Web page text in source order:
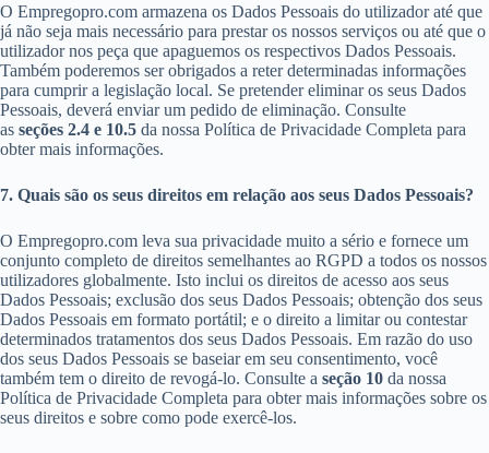
O Empregopro.com armazena os Dados Pessoais do utilizador até que
já não seja mais necessário para prestar os nossos serviços ou até que o
utilizador nos peça que apaguemos os respectivos Dados Pessoais.
Também poderemos ser obrigados a reter determinadas informações
para cumprir a legislação local. Se pretender eliminar os seus Dados
Pessoais, deverá enviar um pedido de eliminação. Consulte
as seções 2.4 e 10.5 da nossa Política de Privacidade Completa para
obter mais informações.
7. Quais são os seus direitos em relação aos seus Dados Pessoais?
O Empregopro.com leva sua privacidade muito a sério e fornece um
conjunto completo de direitos semelhantes ao RGPD a todos os nossos
utilizadores globalmente. Isto inclui os direitos de acesso aos seus
Dados Pessoais; exclusão dos seus Dados Pessoais; obtenção dos seus
Dados Pessoais em formato portátil; e o direito a limitar ou contestar
determinados tratamentos dos seus Dados Pessoais. Em razão do uso
dos seus Dados Pessoais se baseiar em seu consentimento, você
também tem o direito de revogá-lo. Consulte a seção 10 da nossa
Política de Privacidade Completa para obter mais informações sobre os
seus direitos e sobre como pode exercê-los.